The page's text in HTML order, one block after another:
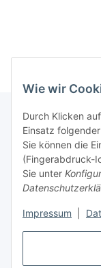
Wie wir
Durch Klicken
Einsatz
Sie können die
(Fingerabdruck-
Sie unter
Impressum
Informationen
Gesetzliche